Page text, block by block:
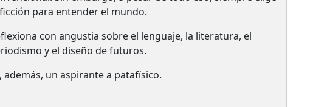
para entender el mundo.
con angustia sobre el lenguaje, la literatura, el
y el diseño de futuros.
además, un aspirante a patafísico.